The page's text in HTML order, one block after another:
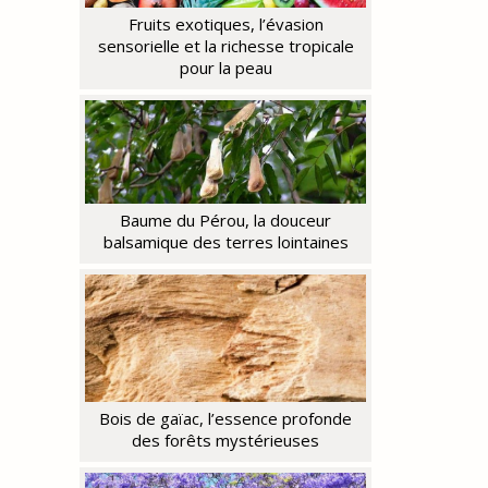
Fruits exotiques, l’évasion
sensorielle et la richesse tropicale
pour la peau
Baume du Pérou, la douceur
balsamique des terres lointaines
Bois de gaïac, l’essence profonde
des forêts mystérieuses